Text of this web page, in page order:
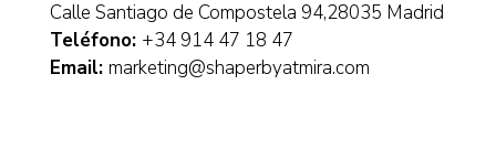
Calle Santiago de Compostela 94,28035 Madrid
Teléfono: +34 914 47 18 47
Email: marketing@shaperbyatmira.com